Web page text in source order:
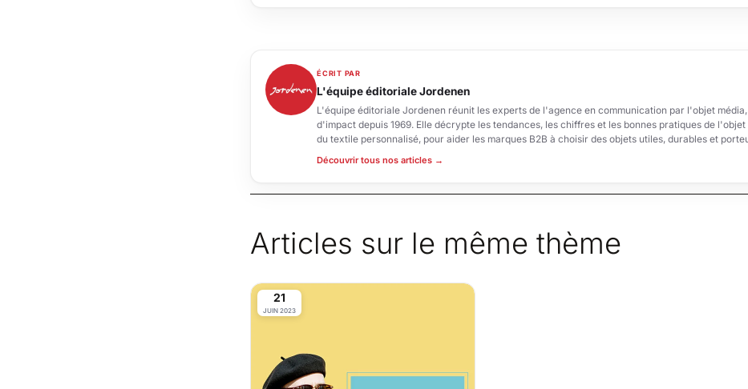
ÉCRIT PAR
L'équipe éditoriale Jordenen
L'équipe éditoriale Jordenen réunit les experts de l'agence en communication par l'objet
d'impact depuis 1969. Elle décrypte les tendances, les chiffres et les bonnes pratiques de
du textile personnalisé, pour aider les marques B2B à choisir des objets utiles, durables et
Découvrir tous nos articles →
Articles sur le même thème
21
JUIN 2023